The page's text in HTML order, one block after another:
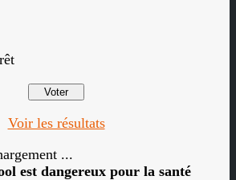
Voir les résultats
...
est dangereux pour la santé